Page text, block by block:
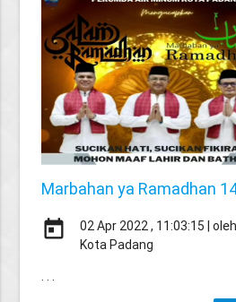
Marbahan ya Ramadhan
today
02 Apr 2022 , 11:03:15 |
Kota Padang
. . .